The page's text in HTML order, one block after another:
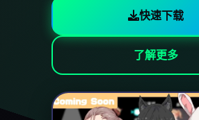
快速下载
了解更多